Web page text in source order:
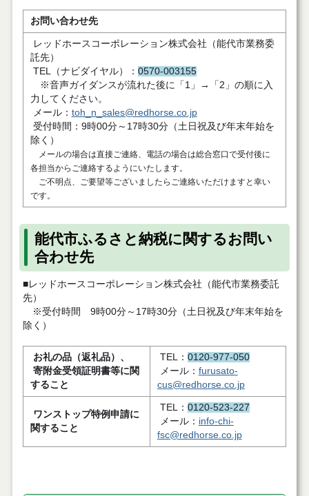
お問い合わせ先
レッドホースコーポレーション株式会社（能代市業務委
託先）
TEL（ナビダイヤル）： 0570-003155
※音声ガイダンスが流れた後に「1」→「2」の順に入
力してください。
メール： toh_n_sales@redhorse.co.jp
受付時間：9時00分～17時30分（土日祝及び年末年始を
除く）
メールの場合は直接ご連絡、電話の場合は総合窓口で受付後に
各担当からご連絡するようにいたします。
ご不明点、ご要望等ございましたらご連絡いただけますと幸い
です。
能代市ふるさと納税に関するお問い
合わせ先
■レッドホースコーポレーション株式会社（能代市業務委託
先）
※受付時間 9時00分～17時30分（土日祝及び年末年始を
除く）
お礼の品（返礼品）、
寄附金受領証明書等に関
すること
TEL： 0120-977-050
メール： furusato-
cus@redhorse.co.jp
ワンストップ特例申請に
関すること
TEL： 0120-523-227
メール： info-chi-
fsc@redhorse.co.jp